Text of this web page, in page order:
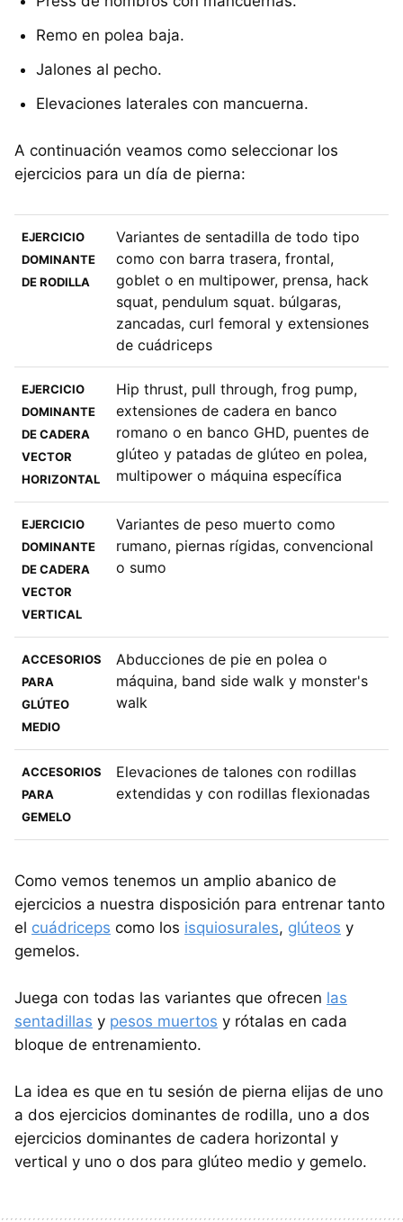
Remo en polea baja.
Jalones al pecho.
Elevaciones laterales con mancuerna.
A continuación veamos como seleccionar los
ejercicios para un día de pierna:
EJERCICIO
DOMINANTE
DE RODILLA
Variantes de sentadilla de todo tipo
como con barra trasera, frontal,
goblet o en multipower, prensa, hack
squat, pendulum squat. búlgaras,
zancadas, curl femoral y extensiones
de cuádriceps
EJERCICIO
DOMINANTE
DE CADERA
VECTOR
HORIZONTAL
Hip thrust, pull through, frog pump,
extensiones de cadera en banco
romano o en banco GHD, puentes de
glúteo y patadas de glúteo en polea,
multipower o máquina específica
EJERCICIO
DOMINANTE
DE CADERA
VECTOR
VERTICAL
Variantes de peso muerto como
rumano, piernas rígidas, convencional
o sumo
ACCESORIOS
PARA
GLÚTEO
MEDIO
Abducciones de pie en polea o
máquina, band side walk y monster's
walk
ACCESORIOS
PARA
GEMELO
Elevaciones de talones con rodillas
extendidas y con rodillas flexionadas
Como vemos tenemos un amplio abanico de
ejercicios a nuestra disposición para entrenar tanto
el cuádriceps como los isquiosurales, glúteos y
gemelos.
Juega con todas las variantes que ofrecen las
sentadillas y pesos muertos y rótalas en cada
bloque de entrenamiento.
La idea es que en tu sesión de pierna elijas de uno
a dos ejercicios dominantes de rodilla, uno a dos
ejercicios dominantes de cadera horizontal y
vertical y uno o dos para glúteo medio y gemelo.